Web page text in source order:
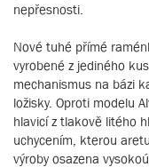
nepřesnosti.
Nové tuhé přímé
vyrobené z jediného
mechanismus na bázi
ložisky. Oproti modelu
hlavicí z tlakově litého
uchycením, kterou
výroby osazena